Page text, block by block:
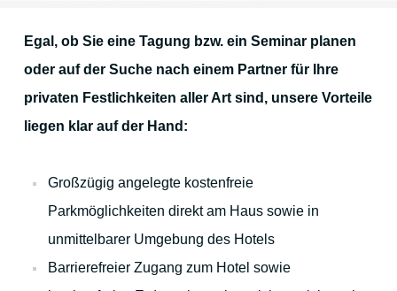
Lage & Anfahrt
Die Umgebung
Egal, ob Sie eine Tagung bzw. ein Seminar planen
oder auf der Suche nach einem Partner für Ihre
privaten Festlichkeiten aller Art sind, unsere Vorteile
liegen klar auf der Hand:
Großzügig angelegte kostenfreie
Parkmöglichkeiten direkt am Haus sowie in
unmittelbarer Umgebung des Hotels
Barrierefreier Zugang zum Hotel sowie